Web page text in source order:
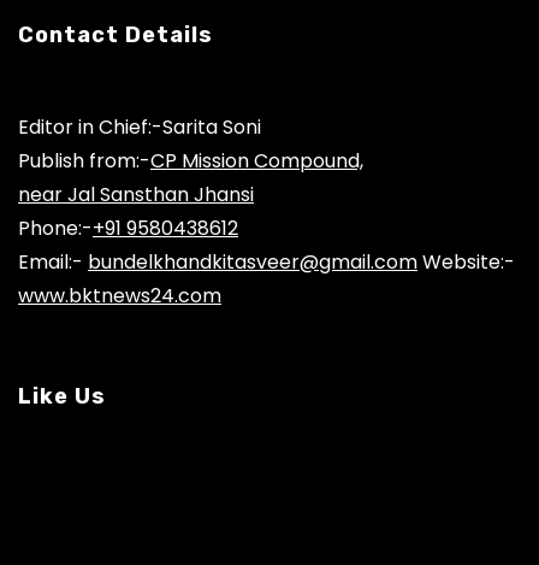
Contact Details
Editor in Chief:-Sarita Soni
Publish from:-CP Mission Compound,
near Jal Sansthan Jhansi
Phone:-+91 9580438612
Email:- bundelkhandkitasveer@gmail.comWebsite:-
www.bktnews24.com
Like Us